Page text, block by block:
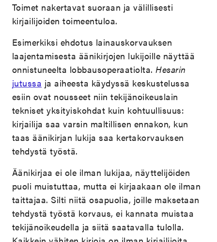
Toimet nakertavat suoraan ja välillisesti
kirjailijoiden toimeentuloa.
Esimerkiksi ehdotus lainauskorvauksen
laajentamisesta äänikirjojen lukijoille näyttää
onnistuneelta lobbausoperaatiolta.Hesarin
jutussa ja aiheesta käydyssä keskustelussa
esiin ovat nousseet niin tekijänoikeuslain
tekniset yksityiskohdat kuin kohtuullisuus:
kirjailija saa varsin maltillisen ennakon, kun
taas äänikirjan lukija saa kertakorvauksen
tehdystä työstä.
Äänikirjaa ei ole ilman lukijaa, näyttelijöiden
puoli muistuttaa, mutta ei kirjaakaan ole ilman
taittajaa. Silti niitä osapuolia, joille maksetaan
tehdystä työstä korvaus, ei kannata muistaa
tekijänoikeudella ja siitä saatavalla tulolla.